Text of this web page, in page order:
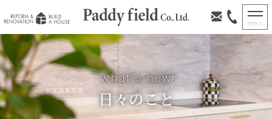
日々のこと